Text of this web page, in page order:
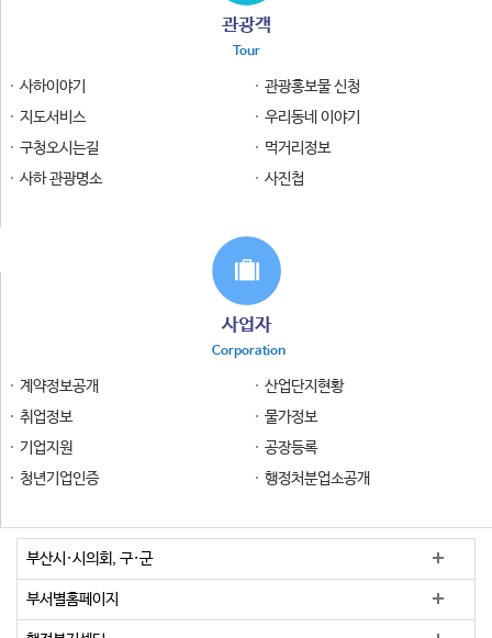
관광객
Tour
사하이야기
관광홍보물 신청
지도서비스
우리동네 이야기
구청오시는길
먹거리정보
사하 관광명소
사진첩
사업자
Corporation
계약정보공개
산업단지현황
취업정보
물가정보
기업지원
공장등록
청년기업인증
행정처분업소공개
부산시·시의회, 구·군
부서별홈페이지